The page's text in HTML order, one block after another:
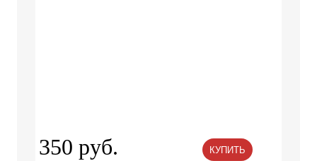
350 руб. КУПИТЬ